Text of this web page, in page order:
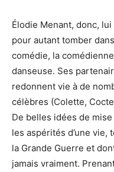
Élodie Menant, donc,
pour autant tomber
comédie, la
danseuse. Ses
redonnent vie à de
célèbres (Colette,
De belles idées de
les aspérités d’une
la Grande Guerre et
jamais vraiment.